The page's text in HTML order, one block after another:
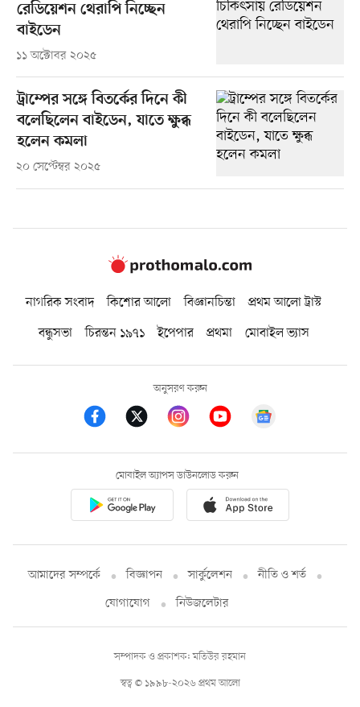
রেডিয়েশন থেরাপি নিচ্ছেন
বাইডেন
১১ অক্টোবর ২০২৫
ট্রাম্পের সঙ্গে বিতর্কের দিনে কী
বলেছিলেন বাইডেন, যাতে ক্ষুব্ধ
হলেন কমলা
২০ সেপ্টেম্বর ২০২৫
নাগরিক সংবাদ কিশোর আলো বিজ্ঞানচিন্তা
প্রথম আলো ট্রাস্ট
বন্ধুসভা
চিরন্তন ১৯৭১ ইপেপার প্রথমা মোবাইল ভ্যাস
অনুসরণ করুন
মোবাইল অ্যাপস ডাউনলোড করুন
আমাদের সম্পর্কে বিজ্ঞাপন সার্কুলেশন
নীতি ও শর্ত
যোগাযোগ
নিউজলেটার
স্বত্ব © ১৯৯৮-২০২৬ প্রথম আলো
সম্পাদক ও প্রকাশক: মতিউর রহমান